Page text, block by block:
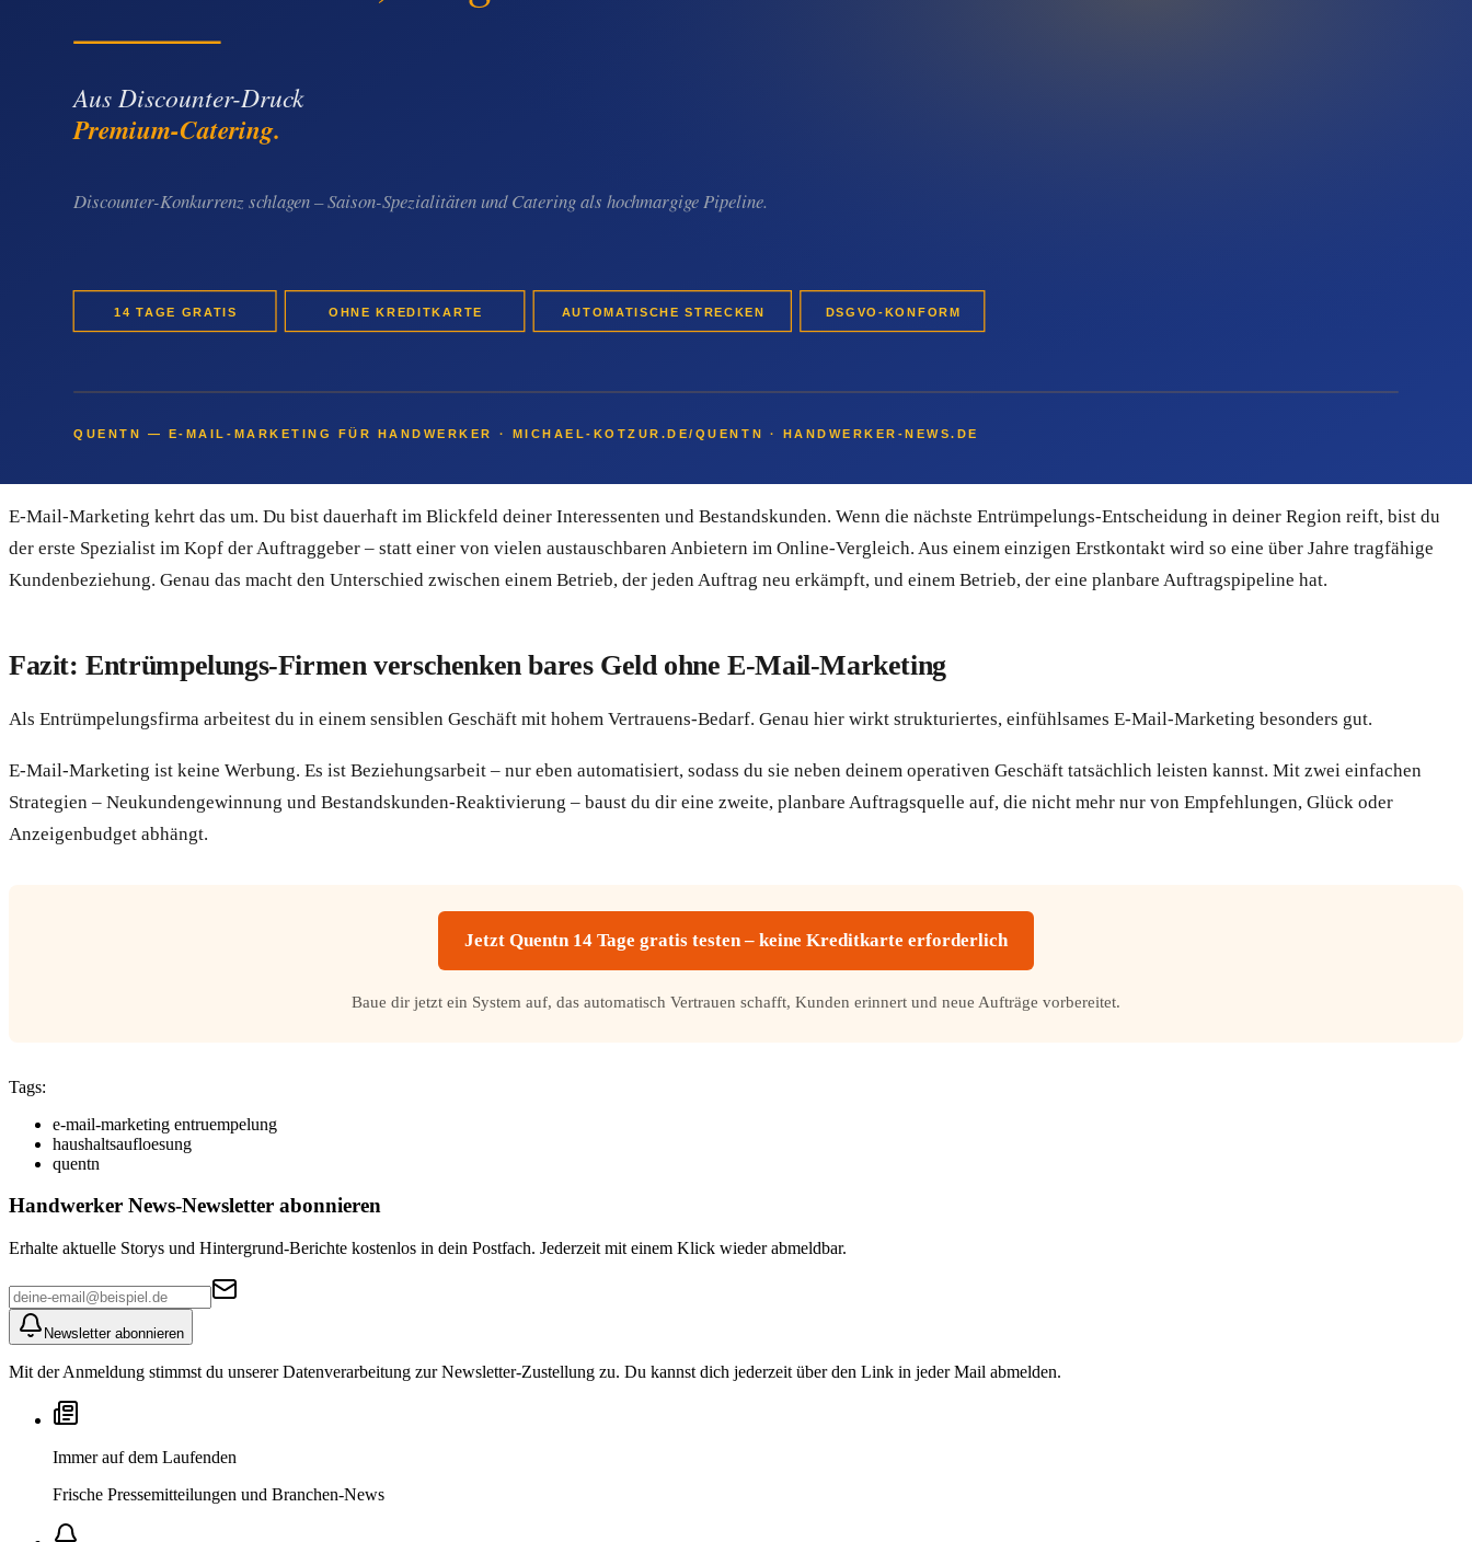
Quentn als praktische Lösung für Entrümpelungs-Firmen
Quentn ist ein E-Mail-Marketing- und Marketing-Automation-System aus Deutschland. Du musst kein Marketing-Profi sein, um damit zu starten. Du kannst getrennte Strecken für
Privatkunden und gewerbliche Auftraggeber laufen lassen, ohne dass Inhalte vermischt werden. Kontakte lassen sich gezielt nach Auftragsart, Region oder Projektphase taggen und
segmentieren – sauber getrennt voneinander.
Automatische E-Mail-Strecken sorgen dafür, dass jeder neue Interessent dieselbe sorgfältige Begleitung bekommt – auch dann, wenn du selbst gerade auf der Baustelle stehst. Quentn
versehentlichen Abos.
Empfehlungen sind großartig – aber sie sind nicht steuerbar. Du weißt nie, ob nächste Woche ein Anrufer kommt oder vier Wochen Funkstille herrscht. Google liefert Anfragen, aber nur,
E-Mail-Marketing kehrt das um. Du bist dauerhaft im Blickfeld deiner Interessenten und Bestandskunden. Wenn die nächste Entrümpelungs-Entscheidung in deiner Region reift, bist du
der erste Spezialist im Kopf der Auftraggeber – statt einer von vielen austauschbaren Anbietern im Online-Vergleich. Aus einem einzigen Erstkontakt wird so eine über Jahre tragfähige
Kundenbeziehung. Genau das macht den Unterschied zwischen einem Betrieb, der jeden Auftrag neu erkämpft, und einem Betrieb, der eine planbare Auftragspipeline hat.
Fazit: Entrümpelungs-Firmen verschenken bares Geld ohne E-Mail-Marketing
Als Entrümpelungsfirma arbeitest du in einem sensiblen Geschäft mit hohem Vertrauens-Bedarf. Genau hier wirkt strukturiertes, einfühlsames E-Mail-Marketing besonders gut.
E-Mail-Marketing ist keine Werbung. Es ist Beziehungsarbeit – nur eben automatisiert, sodass du sie neben deinem operativen Geschäft tatsächlich leisten kannst. Mit zwei einfachen
Strategien – Neukundengewinnung und Bestandskunden-Reaktivierung – baust du dir eine zweite, planbare Auftragsquelle auf, die nicht mehr nur von Empfehlungen, Glück oder
Anzeigenbudget abhängt.
Jetzt Quentn 14 Tage gratis testen – keine Kreditkarte erforderlich
Baue dir jetzt ein System auf, das automatisch Vertrauen schafft, Kunden erinnert und neue Aufträge vorbereitet.
Tags:
e-mail-marketing entruempelung
haushaltsaufloesung
quentn
Handwerker News-Newsletter abonnieren
Erhalte aktuelle Storys und Hintergrund-Berichte kostenlos in dein Postfach. Jederzeit mit einem Klick wieder abmeldbar.
Newsletter abonnieren
Mit der Anmeldung stimmst du unserer Datenverarbeitung zur Newsletter-Zustellung zu. Du kannst dich jederzeit über den Link in jeder Mail abmelden.
Immer auf dem Laufenden
Frische Pressemitteilungen und Branchen-News